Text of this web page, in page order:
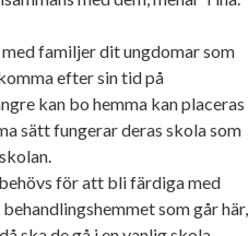
familjer dit ungdomar som
efter sin tid på
kan bo hemma kan placeras
sätt fungerar deras skola som
för att bli färdiga med
som går här,